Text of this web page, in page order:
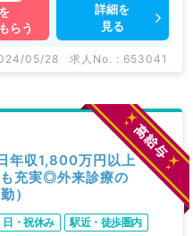
らう
詳細を
見る
05/28 求人No. : 653041
年収1,800万円以上
充実◎外来診療の
）
日・祝休み
駅近・徒歩圏内